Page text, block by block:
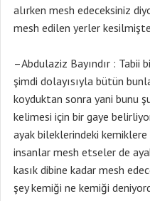
alırken mesh edeceksiniz
mesh edilen yerler
–Abdulaziz Bayındır : Tabii
şimdi dolayısıyla bütün
koyduktan sonra yani bunu
kelimesi için bir gaye
ayak bileklerindeki
insanlar mesh etseler de
kasık dibine kadar mesh
şey kemiği ne kemiği